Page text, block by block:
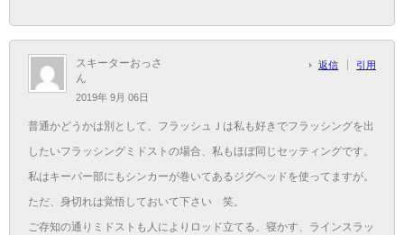
スキーターおっさ
ん
2019年 9月 06日
返信 引用
普通かどうかは別として、フラッシュＪは私も好きでフラッシングを出
したいフラッシングミドストの場合、私もほぼ同じセッティングです。
私はキーパー部にもシンカーが巻いてあるジグヘッドを使ってますが。
ただ、身切れは覚悟しておいて下さい 笑。
ご存知の通りミドストも人によりロッド立てる、寝かす、ラインスラッ